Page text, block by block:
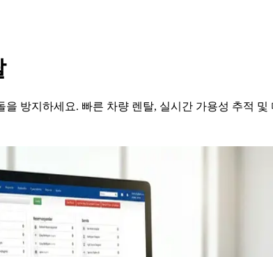
을 방지하세요. 빠른 차량 렌탈, 실시간 가용성 추적